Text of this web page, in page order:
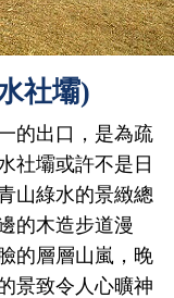
社壩)
的出口，是為疏
社壩或許不是日
山綠水的景緻總
的木造步道漫
的層層山嵐，晚
景致令人心曠神